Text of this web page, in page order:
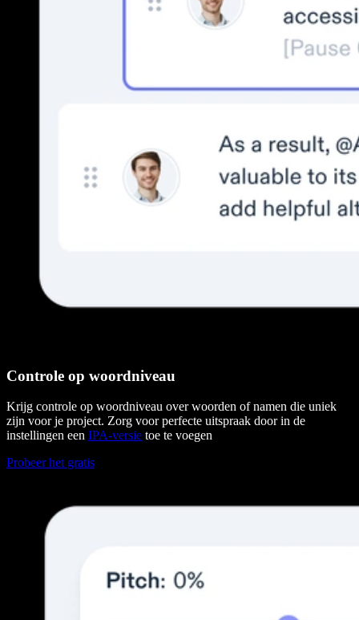
Controle op woordniveau
Krijg controle op woordniveau over woorden of namen die uniek
zijn voor je project. Zorg voor perfecte uitspraak door in de
instellingen een IPA-versie toe te voegen
Probeer het gratis